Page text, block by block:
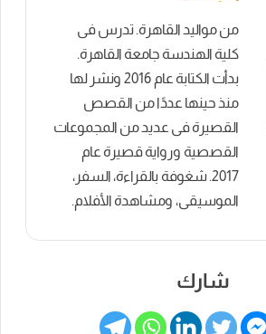
من مواليد القاهرة. تدرس فى
كلية الهندسة جامعة القاهرة.
بدأت الكتابة عام 2016 ونشر لها
منذ حينها عددًا من القصص
القصيرة فى عديد من المجموعات
القصصية ورواية قصيرة عام
2017. شغوفة بالقراءة، السفر،
الموسيقى، ومشاهدة الأفلام.
شارك